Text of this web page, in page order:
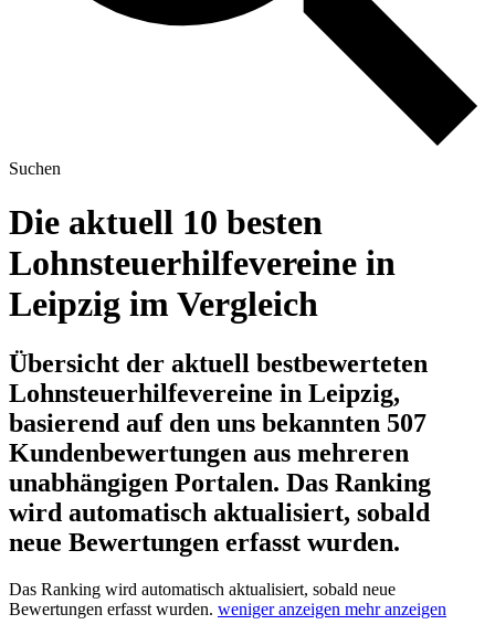
Suchen
Die aktuell 10 besten
Lohnsteuerhilfevereine in
Leipzig im Vergleich
Übersicht der aktuell bestbewerteten
Lohnsteuerhilfevereine in Leipzig,
basierend auf den uns bekannten 507
Kundenbewertungen aus mehreren
unabhängigen Portalen. Das Ranking
wird automatisch aktualisiert, sobald
neue Bewertungen erfasst wurden.
Das Ranking wird automatisch aktualisiert, sobald neue
Bewertungen erfasst wurden. weniger anzeigen mehr anzeigen